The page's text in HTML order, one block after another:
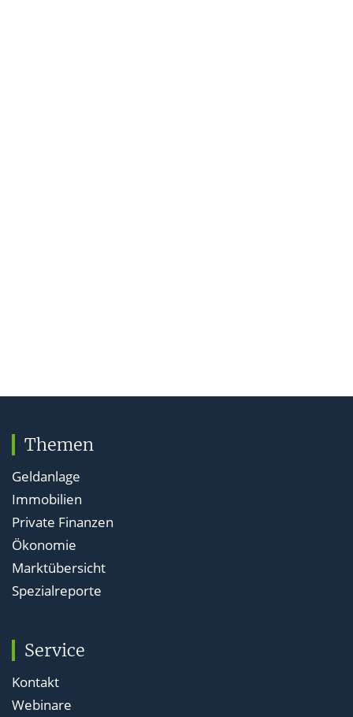
Themen
Geldanlage
Immobilien
Private Finanzen
Ökonomie
Marktübersicht
Spezialreporte
Service
Kontakt
Webinare